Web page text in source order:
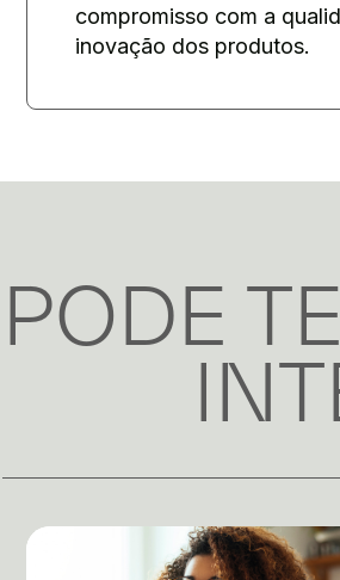
compromisso com a
inovação dos produtos.
PODE TE